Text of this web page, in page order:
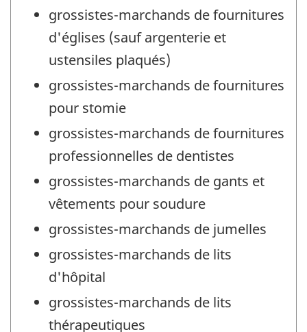
grossistes-marchands de fournitures
d'églises (sauf argenterie et
ustensiles plaqués)
grossistes-marchands de fournitures
pour stomie
grossistes-marchands de fournitures
professionnelles de dentistes
grossistes-marchands de gants et
vêtements pour soudure
grossistes-marchands de jumelles
grossistes-marchands de lits
d'hôpital
grossistes-marchands de lits
thérapeutiques